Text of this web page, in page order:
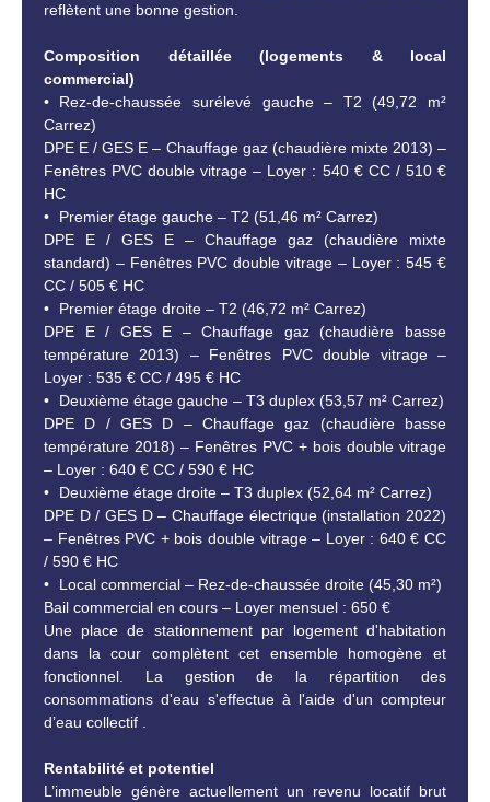
reflètent une bonne gestion.
Composition détaillée (logements & local
commercial)
Rez-de-chaussée surélevé gauche – T2 (49,72 m²
Carrez)
DPE E / GES E – Chauffage gaz (chaudière mixte 2013) –
Fenêtres PVC double vitrage – Loyer : 540 € CC / 510 €
HC
Premier étage gauche – T2 (51,46 m² Carrez)
DPE E / GES E – Chauffage gaz (chaudière mixte
standard) – Fenêtres PVC double vitrage – Loyer : 545 €
CC / 505 € HC
Premier étage droite – T2 (46,72 m² Carrez)
DPE E / GES E – Chauffage gaz (chaudière basse
température 2013) – Fenêtres PVC double vitrage –
Loyer : 535 € CC / 495 € HC
Deuxième étage gauche – T3 duplex (53,57 m² Carrez)
DPE D / GES D – Chauffage gaz (chaudière basse
température 2018) – Fenêtres PVC + bois double vitrage
– Loyer : 640 € CC / 590 € HC
Deuxième étage droite – T3 duplex (52,64 m² Carrez)
DPE D / GES D – Chauffage électrique (installation 2022)
– Fenêtres PVC + bois double vitrage – Loyer : 640 € CC
/ 590 € HC
Local commercial – Rez-de-chaussée droite (45,30 m²)
Bail commercial en cours – Loyer mensuel : 650 €
Une place de stationnement par logement d'habitation
dans la cour complètent cet ensemble homogène et
fonctionnel. La gestion de la répartition des
consommations d'eau s'effectue à l'aide d'un compteur
d’eau collectif .
Rentabilité et potentiel
L’immeuble génère actuellement un revenu locatif brut